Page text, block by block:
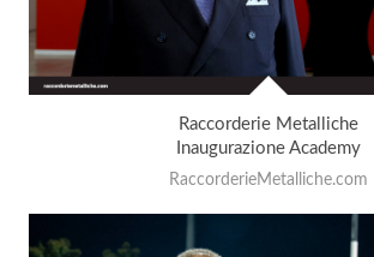
Raccorderie Metalliche
Inaugurazione Academy
RaccorderieMetalliche.com